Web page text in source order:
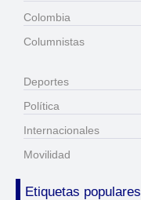
Colombia
Columnistas
Deportes
Política
Internacionales
Movilidad
Etiquetas populares